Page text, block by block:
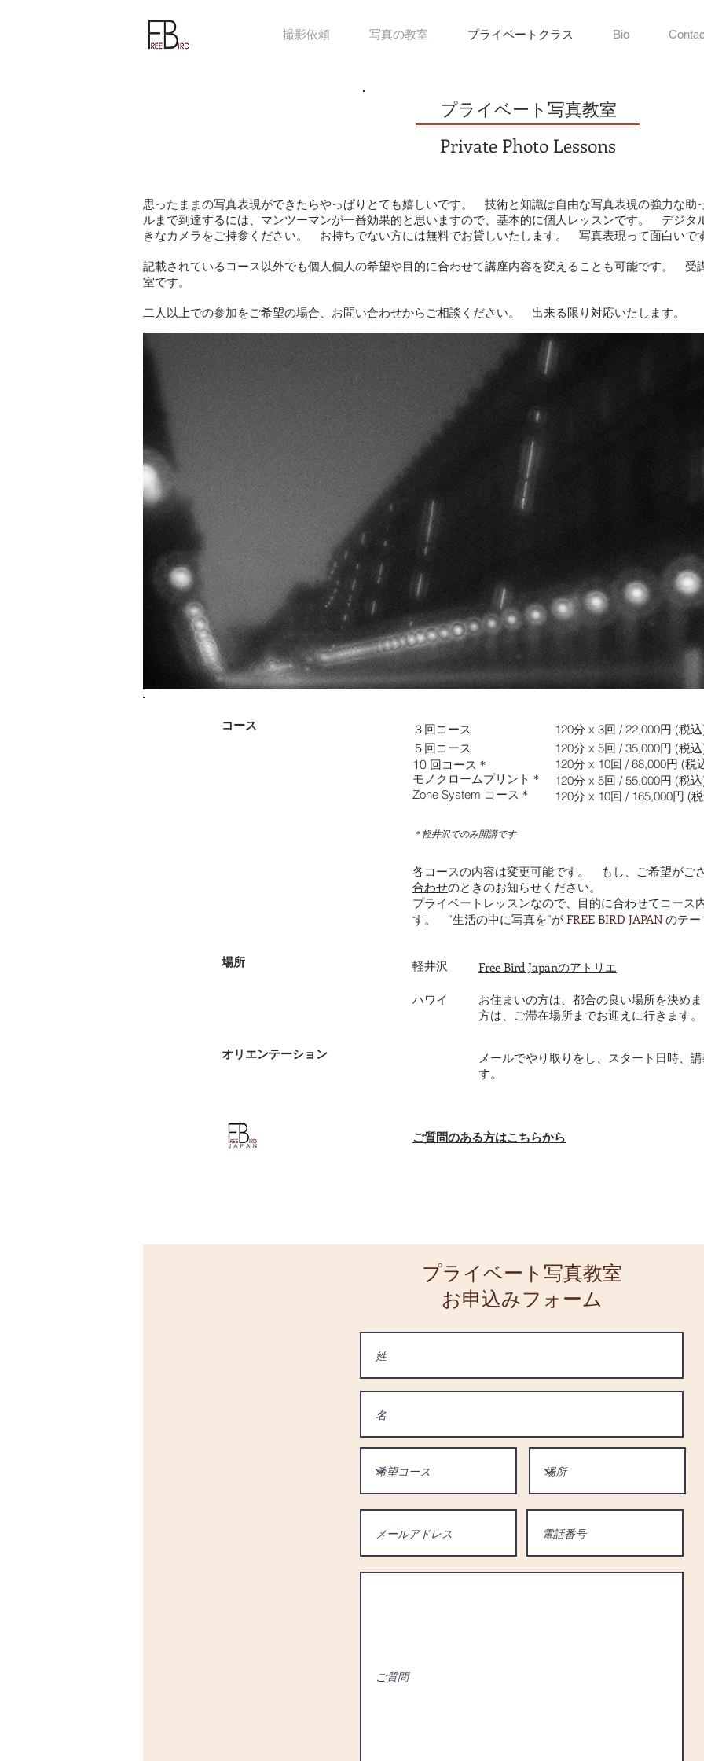
撮影依頼 写真の教室 プライベートクラス Bio
プライベート写真教室
Private Photo Lessons
思ったままの写真表現ができたらやっぱりとても嬉しいです。 技術と知識は自由な写真表現の強力な
ルまで到達するには、マンツーマンが一番効果的と思いますので、基本的に個人レッスンです。 デジタ
きなカメラをご持参ください。 お持ちでない方には無料でお貸しいたします。 写真表現って面白いです
記載されているコース以外でも個人個人の希望や目的に合わせて講座内容を変えることも可能です。 受
室です。
二人以上での参加をご希望の場合、 お問い合わせからご相談ください。 出来る限り対応いたします。
コース
３回コース
５回コース
10 回コース＊
モノクロームプリント＊
Zone System コース＊
120分 x 3回 / 22,000円 (税
120分 x 5回 / 35,000円 (税
120分 x 10回 / 68,000円 (税
120分 x 5回 / 55,000円 (税
120分 x 10回 / 165,000円 (
＊軽井沢でのみ開講です
各コースの内容は変更可能です。 もし、ご希望がござ
合わせのときのお知らせください。
プライベートレッスンなので、目的に合わせてコース
す。 ”生活の中に写真を”が FREE BIRD JAPAN のテ
場所
オリエンテーション
軽井沢 Free Bird Japanのアトリエ
ハワイ
お住まいの方は、都合の良い場所を決め
方は、ご滞在場所までお迎えに行きます。
メールでやり取りをし、スタート日時、
す。
ご質問のある方はこちらから
プライベート写真教室​
お申込みフォーム